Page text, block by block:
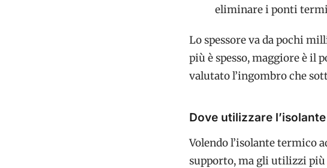
eliminare i ponti
Lo spessore va da pochi
più è spesso, maggiore è il
valutato l’ingombro che
Dove utilizzare
Volendo l’isolante termico
supporto, ma gli utilizzi